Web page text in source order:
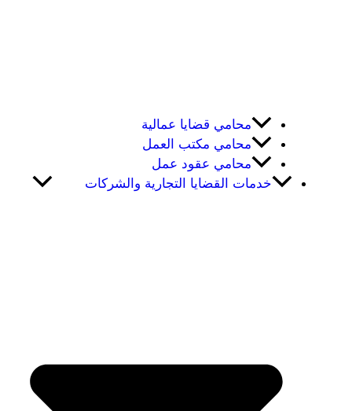
محامي قضايا عمالية
محامي مكتب العمل
محامي عقود عمل
خدمات القضايا التجارية والشركات